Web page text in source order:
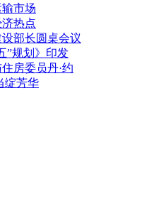
市场
热点
部长圆桌会议
”规划》印发
房委员丹·约
绽芳华